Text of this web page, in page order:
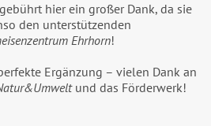
hier ein großer Dank, da sie
den unterstützenden
Ehrhorn!
Ergänzung – vielen Dank an
und das Förderwerk!